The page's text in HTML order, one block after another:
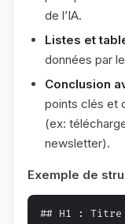
de l’IA.
Listes et
données par
Conclusion
points clés et
(ex:
newsletter).
Exemple de
## H1 : Titre